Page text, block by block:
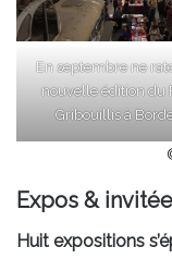
En septembre ne
nouvelle édition du
Gribouillis à
Expos &
Huit expositions